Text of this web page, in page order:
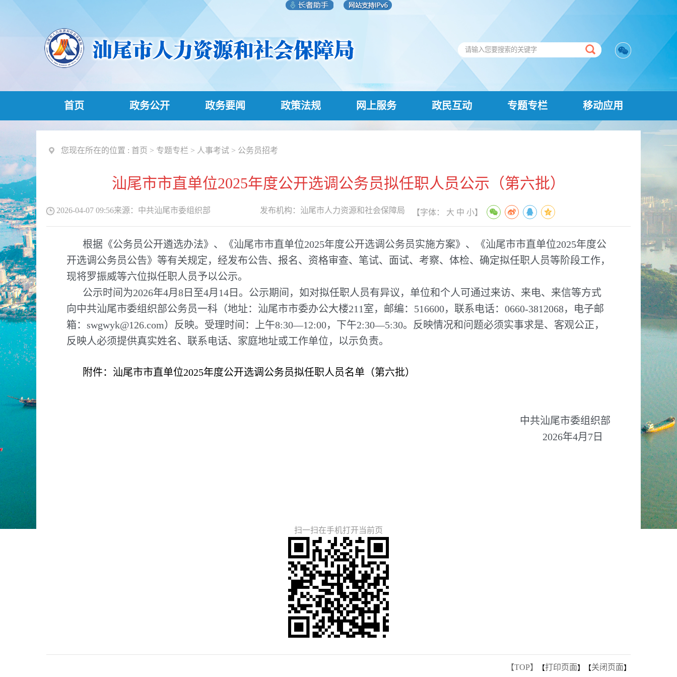
首页 政务公开 政务要闻 政策法规 网上服务 政民互动 专题专栏 移动应用
您现在所在的位置 : 首页 > 专题专栏 > 人事考试 > 公务员招考
汕尾市市直单位2025年度公开选调公务员拟任职人员公示（第六批）
2026-04-07 09:56来源： 中共汕尾市委组织部 发布机构： 汕尾市人力资源和社会保障局 【字体： 大 中 小】
根据《公务员公开遴选办法》、《汕尾市市直单位2025年度公开选调公务员实施方案》、《汕尾市市直单位2025年度公
开选调公务员公告》等有关规定，经发布公告、报名、资格审查、笔试、面试、考察、体检、确定拟任职人员等阶段工作，
现将罗振威等六位拟任职人员予以公示。
公示时间为2026年4月8日至4月14日。公示期间，如对拟任职人员有异议，单位和个人可通过来访、来电、来信等方式
向中共汕尾市委组织部公务员一科（地址：汕尾市市委办公大楼211室，邮编：516600，联系电话：0660-3812068，电子邮
箱：swgwyk@126.com）反映。受理时间：上午8:30—12:00，下午2:30—5:30。反映情况和问题必须实事求是、客观公正，
反映人必须提供真实姓名、联系电话、家庭地址或工作单位，以示负责。
附件：汕尾市市直单位2025年度公开选调公务员拟任职人员名单（第六批）
中共汕尾市委组织部
2026年4月7日
扫一扫在手机打开当前页
【TOP】 【打印页面】【关闭页面】